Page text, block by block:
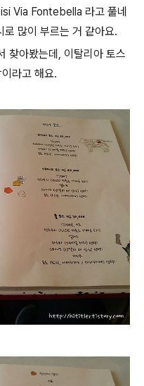
Via Fontebella 라고 풀네
로 많이 부르는 거 같아요.
찾아봤는데, 이탈리아 토스
라고 해요.